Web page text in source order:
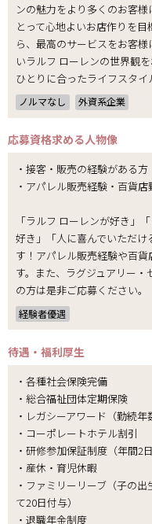
ンの魅力をより多くのお客
とって心地よいお店作りを
ら、最高のサービスをお客
いラルフ ローレンの世界観
ひとりに合ったライフスタイ
ノルマなし 外資系企業
応募資格求める人物像
・接客・販売の経験がある方
・アパレル販売経験・百貨
「ラルフ ローレンが好き」
好き」「人に喜んでいただ
す！アパレル販売経験や百
す。また、ラグジュアリー
の方は是非ご応募ください。
経験者優遇
待遇・福利厚生
・各種社会保険完備
・総合福祉団体定期保険
・レガシーアワード（勤続年
・コーポレートホテル割引
・研修参加保証制度（年間2
・産休・育児休暇
・ファミリーリーブ（子の
て20日付与）
・退職年金制度